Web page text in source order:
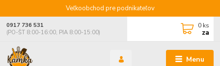
Veľkoobchod pre podnikateľov
Menu
0917 736 531
(PO-ŠT 8:00-16:00, PIA 8:00-15:00)
0 ks
za